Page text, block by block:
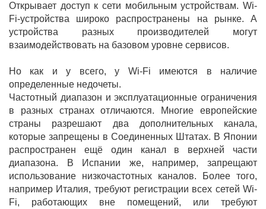
Открывает доступ к сети мобильным устройствам. Wi-
Fi-устройства широко распространены на рынке. А
устройства разных производителей могут
взаимодействовать на базовом уровне сервисов.
Но как и у всего, у Wi-Fi имеются в наличие
определенные недочеты.
Частотный диапазон и эксплуатационные ограничения
в разных странах отличаются. Многие европейские
страны разрешают два дополнительных канала,
которые запрещены в Соединенных Штатах. В Японии
распространен ещё один канал в верхней части
диапазона. В Испании же, например, запрещают
использование низкочастотных каналов. Более того,
например Италия, требуют регистрации всех сетей Wi-
Fi, работающих вне помещений, или требуют